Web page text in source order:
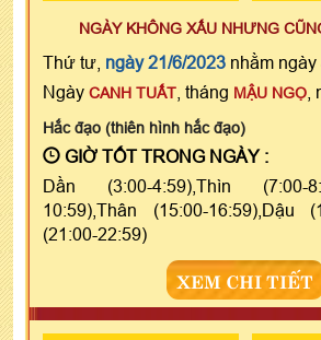
NGÀY KHÔNG XẤU NHƯNG
Thứ tư, ngày 21/6/2023 nhằm ngày
Ngày CANH TUẤT , tháng MẬU NGỌ
Hắc đạo (thiên hình hắc đạo)
GIỜ TỐT TRONG NGÀY :
Dần (3:00-4:59),Thìn (7:00-
10:59),Thân (15:00-16:59),Dậu
(21:00-22:59)
XEM CHI TIẾT